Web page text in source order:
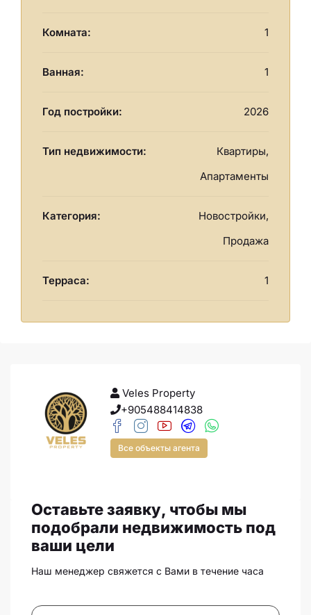
Комната: 1
Ванная: 1
Год постройки: 2026
Тип недвижимости:
Квартиры,
Апартаменты
Категория:
Новостройки,
Продажа
Терраса: 1
Veles Property
+905488414838
Все объекты агента
Оставьте заявку, чтобы мы
подобрали недвижимость под
ваши цели
Наш менеджер свяжется с Вами в течение часа